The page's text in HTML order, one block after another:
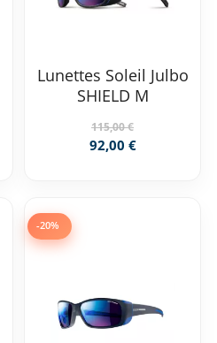
Lunettes Soleil Julbo
SHIELD M
115,00 €
92,00 €
-20%